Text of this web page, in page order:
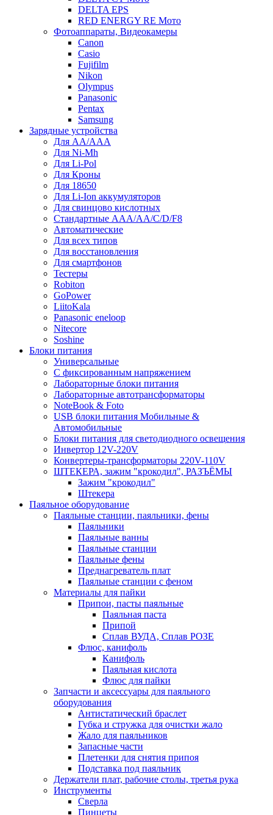
DELTA EPS
RED ENERGY RE Мото
Фотоаппараты, Видеокамеры
Canon
Casio
Fujifilm
Nikon
Olympus
Panasonic
Pentax
Samsung
Зарядные устройства
Для AA/AAA
Для Ni-Mh
Для Li-Pol
Для Кроны
Для 18650
Для Li-Ion аккумуляторов
Для свинцово кислотных
Стандартные ААА/АА/С/D/F8
Автоматические
Для всех типов
Для восстановления
Для смартфонов
Тестеры
Robiton
GoPower
LiitoKala
Panasonic eneloop
Nitecore
Soshine
Блоки питания
Универсальные
C фиксированным напряжением
Лабораторные блоки питания
Лабораторные автотрансформаторы
NoteBook & Foto
USB блоки питания Мобильные &
Автомобильные
Блоки питания для светодиодного освещения
Инвертор 12V-220V
Конвертеры-трансформаторы 220V-110V
ШТЕКЕРА, зажим "крокодил", РАЗЪЁМЫ
Зажим "крокодил"
Штекера
Паяльное оборудование
Паяльные станции, паяльники, фены
Паяльники
Паяльные ванны
Паяльные станции
Паяльные фены
Преднагреватель плат
Паяльные станции с феном
Материалы для пайки
Припои, пасты паяльные
Паяльная паста
Припой
Сплав ВУДА, Сплав РОЗЕ
Флюс, канифоль
Канифоль
Паяльная кислота
Флюс для пайки
Запчасти и аксессуары для паяльного
оборудования
Антистатический браслет
Губка и стружка для очистки жало
Жало для паяльников
Запасные части
Плетенки для снятия припоя
Подставка под паяльник
Держатели плат, рабочие столы, третья рука
Инструменты
Сверла
Пинцеты